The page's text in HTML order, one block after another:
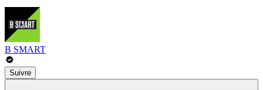
B SMART
Suivre